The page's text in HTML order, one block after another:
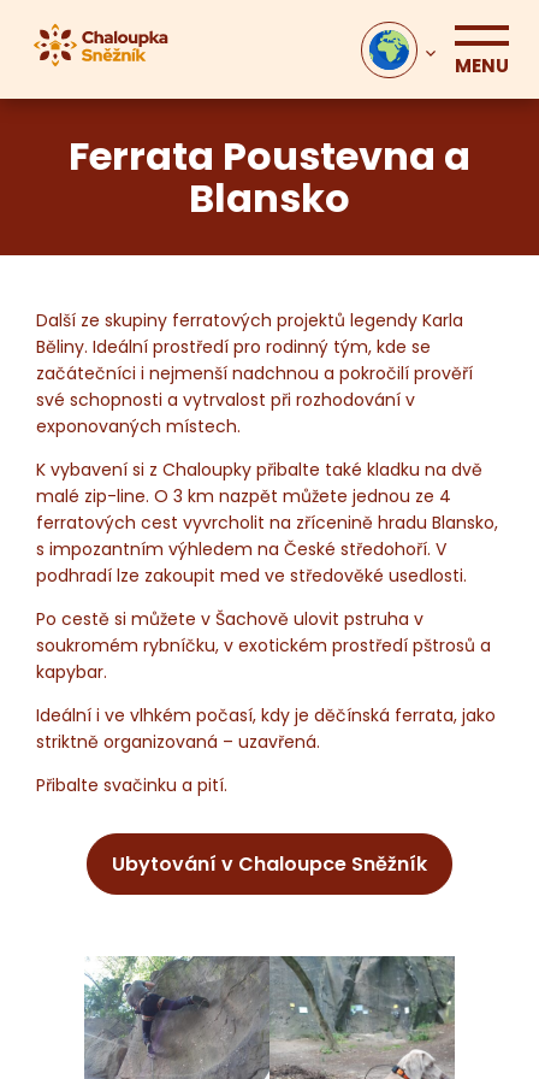
MENU
Ferrata Poustevna a
Blansko
Další ze skupiny ferratových projektů legendy Karla
Běliny. Ideální prostředí pro rodinný tým, kde se
začátečníci i nejmenší nadchnou a pokročilí prověří
své schopnosti a vytrvalost při rozhodování v
exponovaných místech.
K vybavení si z Chaloupky přibalte také kladku na dvě
malé zip-line. O 3 km nazpět můžete jednou ze 4
ferratových cest vyvrcholit na zřícenině hradu Blansko,
s impozantním výhledem na České středohoří. V
podhradí lze zakoupit med ve středověké usedlosti.
Po cestě si můžete v Šachově ulovit pstruha v
soukromém rybníčku, v exotickém prostředí pštrosů a
kapybar.
Ideální i ve vlhkém počasí, kdy je děčínská ferrata, jako
striktně organizovaná – uzavřená.
Přibalte svačinku a pití.
Ubytování v Chaloupce Sněžník